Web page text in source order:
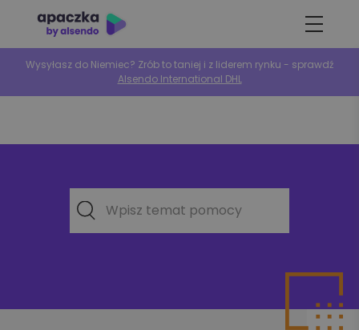
Wysyłasz do Niemiec? Zrób to taniej i z liderem rynku - sprawdź
Alsendo International DHL
Wpisz temat pomocy